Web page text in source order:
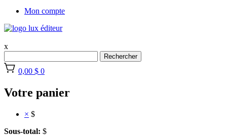
Mon compte
x
Rechercher
0,00 $ 0
Votre panier
× $
Sous-total: $